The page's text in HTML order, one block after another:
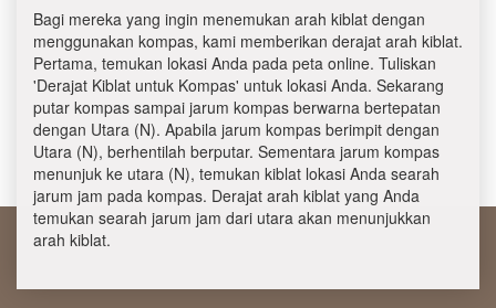
Bagi mereka yang ingin menemukan arah kiblat dengan
menggunakan kompas, kami memberikan derajat arah kiblat.
Pertama, temukan lokasi Anda pada peta online. Tuliskan
'Derajat Kiblat untuk Kompas' untuk lokasi Anda. Sekarang
putar kompas sampai jarum kompas berwarna bertepatan
dengan Utara (N). Apabila jarum kompas berimpit dengan
Utara (N), berhentilah berputar. Sementara jarum kompas
menunjuk ke utara (N), temukan kiblat lokasi Anda searah
jarum jam pada kompas. Derajat arah kiblat yang Anda
temukan searah jarum jam dari utara akan menunjukkan
arah kiblat.